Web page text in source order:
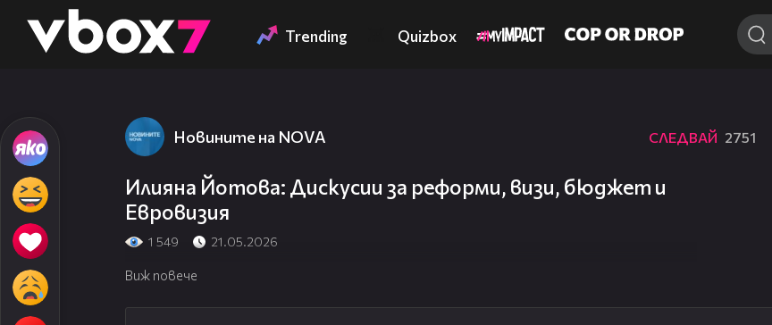
👾 Trending Quizbox
Новините на NOVA СЛЕДВАЙ 2751
Илияна Йотова: Дискусии за реформи, визи, бюджет и
Евровизия
1 549 21.05.2026
Виж повече